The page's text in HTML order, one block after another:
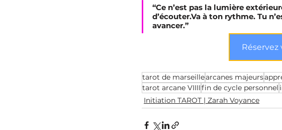
“Ce n’est pas la lumière
d’écouter.Va à ton rythme. Tu
avancer.”
tarot de marseillearcanes majeurs
tarot arcane VIIIIfin de cycle personnel
Initiation TAROT | Zarah Voyance